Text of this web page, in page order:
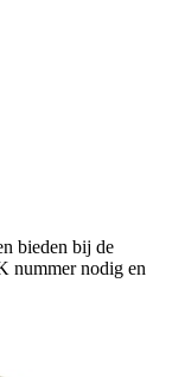
bieden bij de
nummer nodig en